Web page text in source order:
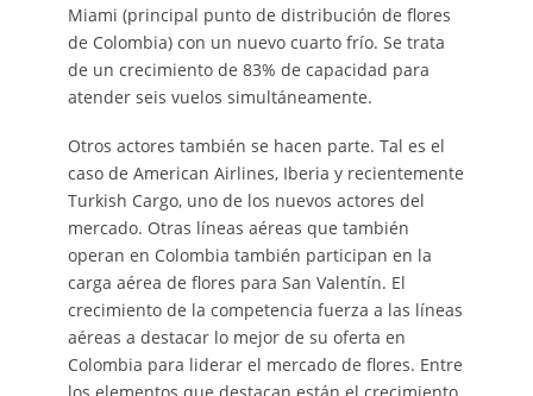
Miami (principal punto de distribución de flores
de Colombia) con un nuevo cuarto frío. Se trata
de un crecimiento de 83% de capacidad para
atender seis vuelos simultáneamente.
Otros actores también se hacen parte. Tal es el
caso de American Airlines, Iberia y recientemente
Turkish Cargo, uno de los nuevos actores del
mercado. Otras líneas aéreas que también
operan en Colombia también participan en la
carga aérea de flores para San Valentín. El
crecimiento de la competencia fuerza a las líneas
aéreas a destacar lo mejor de su oferta en
Colombia para liderar el mercado de flores. Entre
los elementos que destacan están el crecimiento